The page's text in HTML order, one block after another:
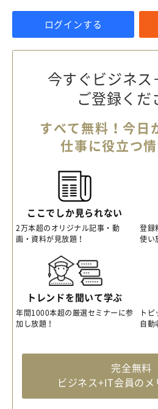
ログインする
今すぐビジネス
ご登録くだ
すべて無料！今日
仕事に役立つ
ここでしか見られない
2万本超のオリジナル記事・動
画・資料が見放題！
登録
使い
トレンドを聞いて学ぶ
年間1000本超の厳選セミナーに参
加し放題！
ト
自動
完全無料
ビジネス+IT会員のメ